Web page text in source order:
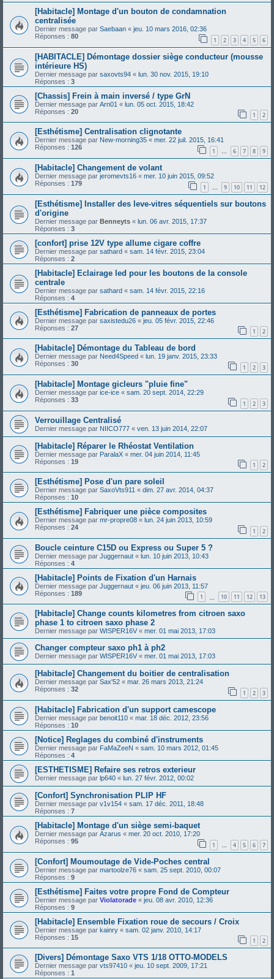
[Habitacle] Montage d'un bouton de condamnation
centralisée
Dernier message par Saebaan « jeu. 10 mars 2016, 02:36
Réponses : 80 1 2 3 4 5 6
[HABITACLE] Démontage dossier siège conducteur (mousse
intérieure HS)
Dernier message par saxovts94 « lun. 30 nov. 2015, 19:10
Réponses : 3
[Chassis] Frein à main inversé / type GrN
Dernier message par Arn01 « lun. 05 oct. 2015, 18:42
Réponses : 20 1 2
[Esthétisme] Centralisation clignotante
Dernier message par New-morning35 « mer. 22 juil. 2015, 16:41
Réponses : 126 1 … 6 7 8 9
[Habitacle] Changement de volant
Dernier message par jeromevts16 « mer. 10 juin 2015, 09:52
Réponses : 179 1 … 9 10 11 12
[Esthétisme] Installer des leve-vitres séquentiels sur boutons
d'origine
Dernier message par Benneyts « lun. 06 avr. 2015, 17:37
Réponses : 3
[confort] prise 12V type allume cigare coffre
Dernier message par sathard « sam. 14 févr. 2015, 23:04
Réponses : 2
[Habitacle] Eclairage led pour les boutons de la console
centrale
Dernier message par sathard « sam. 14 févr. 2015, 22:16
Réponses : 4
[Esthétisme] Fabrication de panneaux de portes
Dernier message par saxistedu26 « jeu. 05 févr. 2015, 22:46
Réponses : 27 1 2
[Habitacle] Démontage du Tableau de bord
Dernier message par Need4Speed « lun. 19 janv. 2015, 23:33
Réponses : 30 1 2 3
[Habitacle] Montage gicleurs "pluie fine"
Dernier message par ice-ice « sam. 20 sept. 2014, 22:29
Réponses : 33 1 2 3
Verrouillage Centralisé
Dernier message par NIICO777 « ven. 13 juin 2014, 22:07
[Habitacle] Réparer le Rhéostat Ventilation
Dernier message par ParalaX « mer. 04 juin 2014, 11:45
Réponses : 19 1 2
[Esthétisme] Pose d'un pare soleil
Dernier message par SaxoVts911 « dim. 27 avr. 2014, 04:37
Réponses : 10
[Esthétisme] Fabriquer une pièce composites
Dernier message par mr-propre08 « lun. 24 juin 2013, 10:59
Réponses : 24 1 2
Boucle ceinture C15D ou Express ou Super 5 ?
Dernier message par Juggernaut « lun. 10 juin 2013, 10:43
Réponses : 4
[Habitacle] Points de Fixation d'un Harnais
Dernier message par Juggernaut « jeu. 06 juin 2013, 11:57
Réponses : 189 1 10 11 12 13
[Habitacle] Change counts kilometres from citroen saxo
phase 1 to citroen saxo phase 2
Dernier message par WISPER16V « mer. 01 mai 2013, 17:03
Changer compteur saxo ph1 à ph2
Dernier message par WISPER16V « mer. 01 mai 2013, 17:03
[Habitacle] Changement du boitier de centralisation
Dernier message par Sax'52 « mar. 26 mars 2013, 21:24
Réponses : 32 1 2 3
[Habitacle] Fabrication d'un support camescope
Dernier message par benoit110 « mar. 18 déc. 2012, 23:56
Réponses : 10
[Notice] Reglages du combiné d'instruments
Dernier message par FaMaZeeN « sam. 10 mars 2012, 01:45
Réponses : 4
[ESTHETISME] Refaire ses retros exterieur
Dernier message par lp640 « lun. 27 févr. 2012, 00:02
[Confort] Synchronisation PLIP HF
Dernier message par v1v154 « sam. 17 déc. 2011, 18:48
Réponses : 7
[Habitacle] Montage d'un siège semi-baquet
Dernier message par Azarus « mer. 20 oct. 2010, 17:20
Réponses : 95 1 … 4 5 6 7
[Confort] Moumoutage de Vide-Poches central
Dernier message par martoolze76 « sam. 25 sept. 2010, 00:07
Réponses : 9
[Esthétisme] Faites votre propre Fond de Compteur
Dernier message par Violatorade « jeu. 08 avr. 2010, 12:36
Réponses : 9
[Habitacle] Ensemble Fixation roue de secours / Croix
Dernier message par kainry « sam. 02 janv. 2010, 14:17
Réponses : 15 1 2
[Divers] Démontage Saxo VTS 1/18 OTTO-MODELS
Dernier message par vts97410 « jeu. 10 sept. 2009, 17:21
Réponses : 1